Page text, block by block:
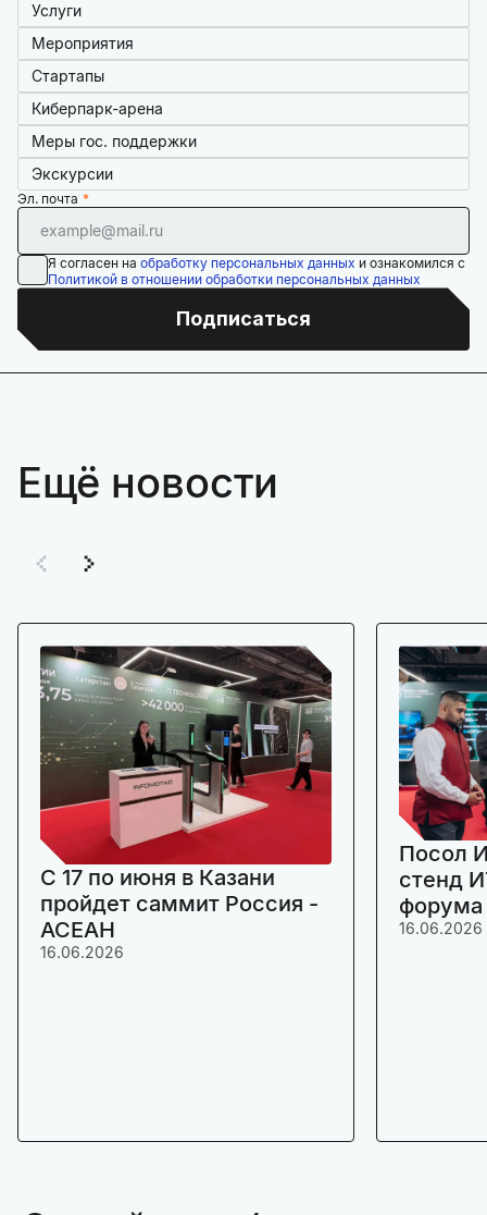
Услуги
Мероприятия
Стартапы
Киберпарк-арена
Меры гос. поддержки
Экскурсии
Эл. почта
Я согласен на обработку персональных данных и ознакомился с
Политикой в отношении обработки персональных данных
Подписаться
Ещё новости
C 17 по июня в Казани
пройдет саммит Россия -
АСЕАН
16.06.2026
Посол
стенд
16.06.2026